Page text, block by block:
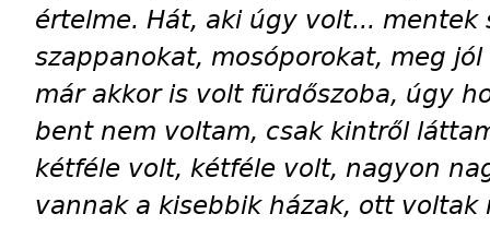
értelme. Hát, aki úgy volt... mentek
szappanokat, mosóporokat, meg
már akkor is volt fürdőszoba, úgy
bent nem voltam, csak kintről
kétféle volt, kétféle volt, nagyon
vannak a kisebbik házak, ott voltak